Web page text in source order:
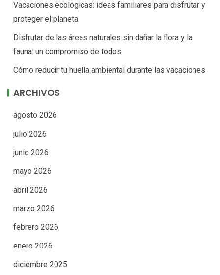
Vacaciones ecológicas: ideas familiares para disfrutar y
proteger el planeta
Disfrutar de las áreas naturales sin dañar la flora y la
fauna: un compromiso de todos
Cómo reducir tu huella ambiental durante las vacaciones
ARCHIVOS
agosto 2026
julio 2026
junio 2026
mayo 2026
abril 2026
marzo 2026
febrero 2026
enero 2026
diciembre 2025